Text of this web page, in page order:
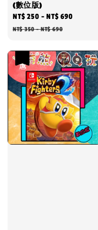
(數位版)
Sale
price
NT$ 250 -NT$ 690
NT$ 350-NT$ 690